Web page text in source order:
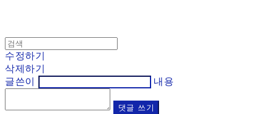
수정하기
삭제하기
글쓴이
내용
댓글 쓰기